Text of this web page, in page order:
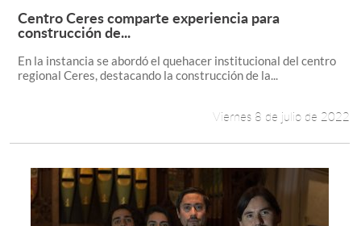
Leer más +
Centro Ceres comparte experiencia para
construcción de...
En la instancia se abordó el quehacer institucional del centro
regional Ceres, destacando la construcción de la...
Viernes 8 de julio de 2022